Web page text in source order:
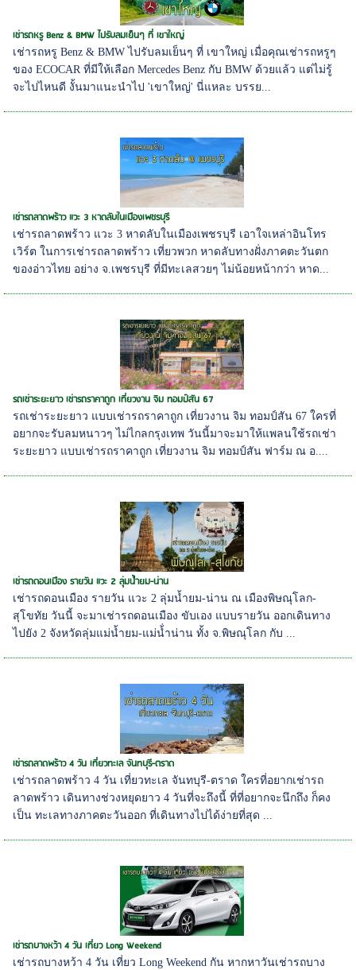
เช่ารถหรู Benz & BMW ไปรับลมเย็นๆ ที่ เขาใหญ่
เช่ารถหรู Benz & BMW ไปรับลมเย็นๆ ที่ เขาใหญ่ เมื่อคุณเช่ารถหรูๆ
ของ ECOCAR ที่มีให้เลือก Mercedes Benz กับ BMW ด้วยแล้ว แต่ไม่รู้
จะไปไหนดี งั้นมาแนะนำไป 'เขาใหญ่' นี่แหละ บรรย...
เช่ารถลาดพร้าว แวะ 3 หาดลับในเมืองเพชรบุรี
เช่ารถลาดพร้าว แวะ 3 หาดลับในเมืองเพชรบุรี เอาใจเหล่าอินโทร
เวิร์ต ในการเช่ารถลาดพร้าว เที่ยวพวก หาดลับทางฝั่งภาคตะวันตก
ของอ่าวไทย อย่าง จ.เพชรบุรี ที่มีทะเลสวยๆ ไม่น้อยหน้ากว่า หาด...
รถเช่าระยะยาว เช่ารถราคาถูก เที่ยวงาน จิม ทอมป์สัน 67
รถเช่าระยะยาว แบบเช่ารถราคาถูก เที่ยวงาน จิม ทอมป์สัน 67 ใครที่
อยากจะรับลมหนาวๆ ไม่ไกลกรุงเทพ วันนี้มาจะมาให้แพลนใช้รถเช่า
ระยะยาว แบบเช่ารถราคาถูก เที่ยวงาน จิม ทอมป์สัน ฟาร์ม ณ อ....
เช่ารถดอนเมือง รายวัน แวะ 2 ลุ่มน้ำยม-น่าน
เช่ารถดอนเมือง รายวัน แวะ 2 ลุ่มน้ำยม-น่าน ณ เมืองพิษณุโลก-
สุโขทัย วันนี้ จะมาเช่ารถดอนเมือง ขับเอง แบบรายวัน ออกเดินทาง
ไปยัง 2 จังหวัดลุ่มแม่น้ำยม-แม่น้่ำน่าน ทั้ง จ.พิษณุโลก กับ ...
เช่ารถลาดพร้าว 4 วัน เที่ยวทะเล จันทบุรี-ตราด
เช่ารถลาดพร้าว 4 วัน เที่ยวทะเล จันทบุรี-ตราด ใครที่อยากเช่ารถ
ลาดพร้าว เดินทางช่วงหยุดยาว 4 วันที่จะถึงนี้ ที่ที่อยากจะนึกถึง ก็คง
เป็น ทะเลทางภาคตะวันออก ที่เดินทางไปได้ง่ายที่สุด ...
เช่ารถบางหว้า 4 วัน เที่ยว Long Weekend
เช่ารถบางหว้า 4 วัน เที่ยว Long Weekend กัน หากหาวันเช่ารถบาง